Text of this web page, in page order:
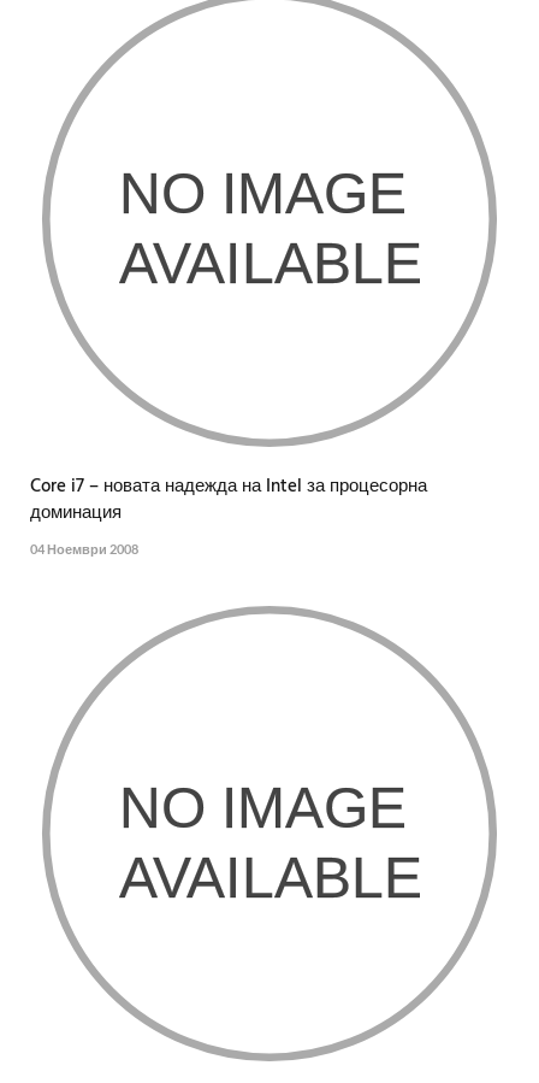
Core i7 – новата надежда на Intel за процесорна
доминация
04 Ноември 2008